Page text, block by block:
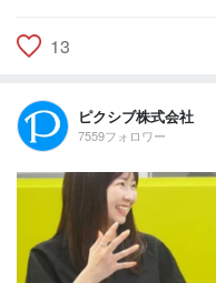
13
ピクシブ株式会社
7559フォロワー